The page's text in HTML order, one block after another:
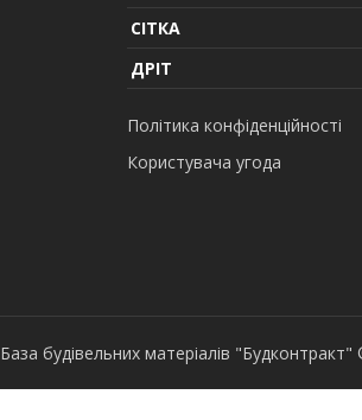
СІТКА
ДРІТ
Політика конфіденційності
Користувача угода
База будівельних матеріалів